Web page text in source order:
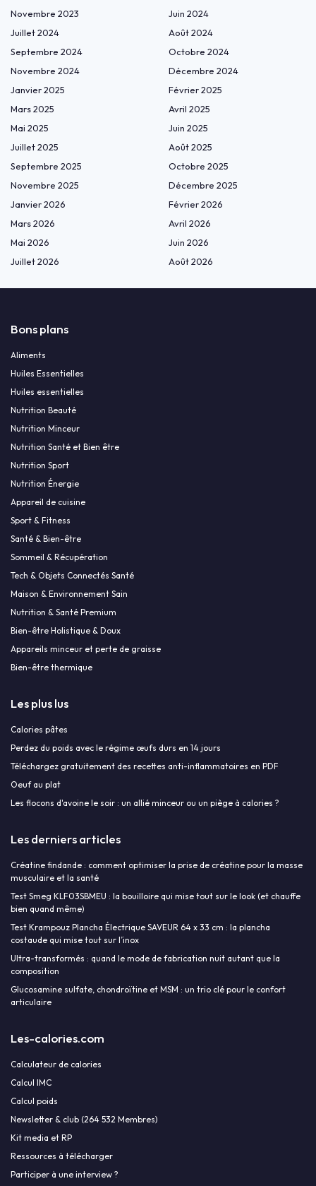
Novembre 2023
Juin 2024
Juillet 2024
Août 2024
Septembre 2024
Octobre 2024
Novembre 2024
Décembre 2024
Janvier 2025
Février 2025
Mars 2025
Avril 2025
Mai 2025
Juin 2025
Juillet 2025
Août 2025
Septembre 2025
Octobre 2025
Novembre 2025
Décembre 2025
Janvier 2026
Février 2026
Mars 2026
Avril 2026
Mai 2026
Juin 2026
Juillet 2026
Août 2026
Bons plans
Aliments
Huiles Essentielles
Huiles essentielles
Nutrition Beauté
Nutrition Minceur
Nutrition Santé et Bien être
Nutrition Sport
Nutrition Énergie
Appareil de cuisine
Sport & Fitness
Santé & Bien-être
Sommeil & Récupération
Tech & Objets Connectés Santé
Maison & Environnement Sain
Nutrition & Santé Premium
Bien-être Holistique & Doux
Appareils minceur et perte de graisse
Bien-être thermique
Les plus lus
Calories pâtes
Perdez du poids avec le régime œufs durs en 14 jours
Téléchargez gratuitement des recettes anti-inflammatoires en PDF
Oeuf au plat
Les flocons d'avoine le soir : un allié minceur ou un piège à calories ?
Les derniers articles
Créatine findande : comment optimiser la prise de créatine pour la masse
musculaire et la santé
Test Smeg KLF03SBMEU : la bouilloire qui mise tout sur le look (et chauffe
bien quand même)
Test Krampouz Plancha Électrique SAVEUR 64 x 33 cm : la plancha
costaude qui mise tout sur l’inox
Ultra-transformés : quand le mode de fabrication nuit autant que la
composition
Glucosamine sulfate, chondroïtine et MSM : un trio clé pour le confort
articulaire
Les-calories.com
Calculateur de calories
Calcul IMC
Calcul poids
Newsletter & club (264 532 Membres)
Kit media et RP
Ressources à télécharger
Participer à une interview ?